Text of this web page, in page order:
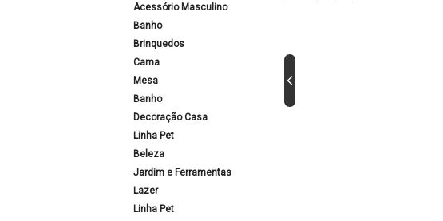
Acessório Masculino
Banho
Brinquedos
Cama
Mesa
Banho
Decoração Casa
Linha Pet
Beleza
Jardim e Ferramentas
Lazer
Linha Pet